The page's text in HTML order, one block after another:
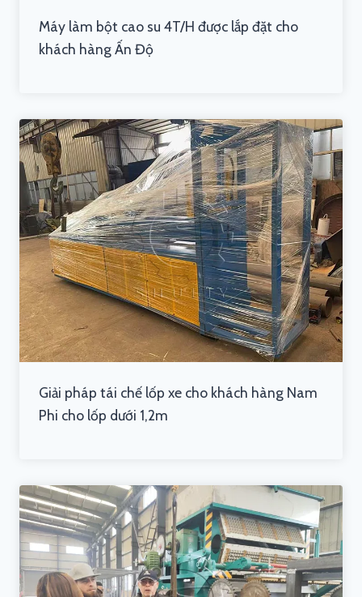
Máy làm bột cao su 4T/H được lắp đặt cho
khách hàng Ấn Độ
Giải pháp tái chế lốp xe cho khách hàng Nam
Phi cho lốp dưới 1,2m